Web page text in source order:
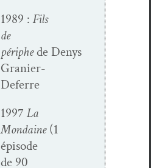
1989 : Fils
de
périphede Denys
Granier-
Deferre
1997 La
Mondaine(1
épisode
de 90